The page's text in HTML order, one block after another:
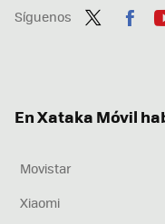
Síguenos
En Xataka Móvil
Movistar
Xiaomi